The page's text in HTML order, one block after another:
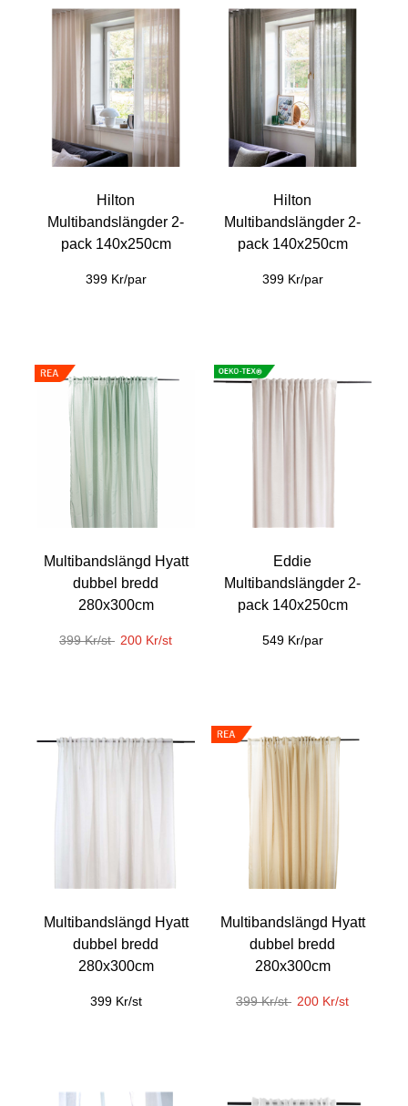
Hilton
Multibandslängder 2-
pack 140x250cm
399 Kr/par
Hilton
Multibandslängder 2-
pack 140x250cm
399 Kr/par
Multibandslängd Hyatt
dubbel bredd
280x300cm
399 Kr/st 200 Kr/st
Eddie
Multibandslängder 2-
pack 140x250cm
549 Kr/par
Multibandslängd Hyatt
dubbel bredd
280x300cm
399 Kr/st
Multibandslängd Hyatt
dubbel bredd
280x300cm
399 Kr/st 200 Kr/st